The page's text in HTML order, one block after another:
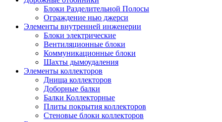
Блоки Разделительной Полосы
Ограждение нью джерси
Элементы внутренней инженерии
Блоки электрические
Вентиляционные блоки
Коммуникационные блоки
Шахты дымоудаления
Элементы коллекторов
Днища коллекторов
Доборные балки
Балки Коллекторные
Плиты покрытия коллекторов
Стеновые блоки коллекторов